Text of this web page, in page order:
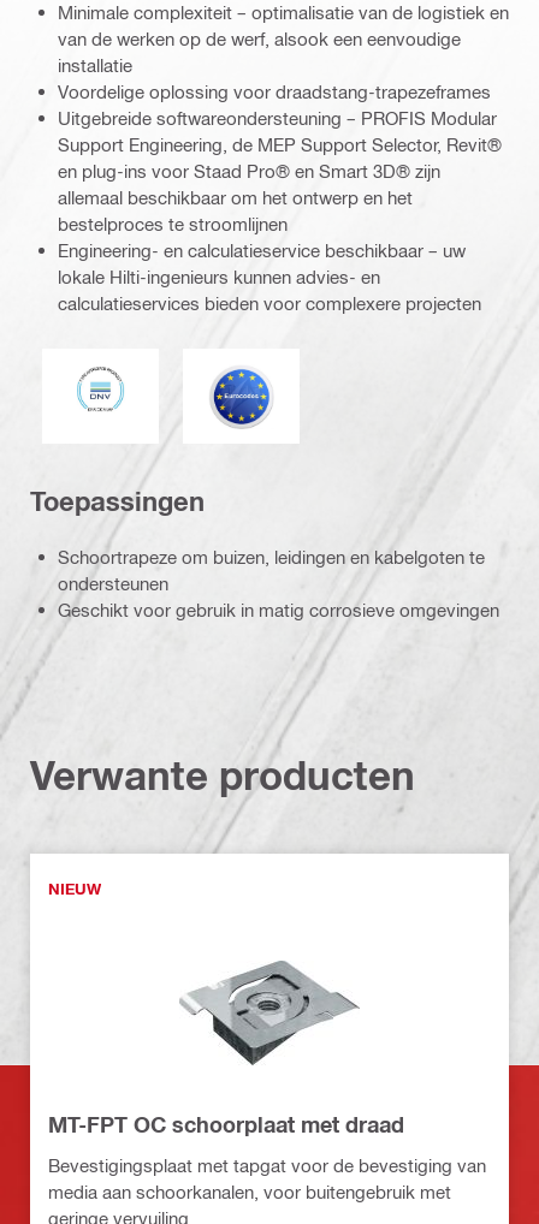
Minimale complexiteit – optimalisatie van de logistiek en
van de werken op de werf, alsook een eenvoudige
installatie
Voordelige oplossing voor draadstang-trapezeframes
Uitgebreide softwareondersteuning – PROFIS Modular
Support Engineering, de MEP Support Selector, Revit®
en plug-ins voor Staad Pro® en Smart 3D® zijn
allemaal beschikbaar om het ontwerp en het
bestelproces te stroomlijnen
Engineering- en calculatieservice beschikbaar – uw
lokale Hilti-ingenieurs kunnen advies- en
calculatieservices bieden voor complexere projecten
DNV Eurocode
Toepassingen
Schoortrapeze om buizen, leidingen en kabelgoten te
ondersteunen
Geschikt voor gebruik in matig corrosieve omgevingen
Verwante producten
NIEUW
MT-FPT OC schoorplaat met draad
Bevestigingsplaat met tapgat voor de bevestiging van
media aan schoorkanalen, voor buitengebruik met
geringe vervuiling